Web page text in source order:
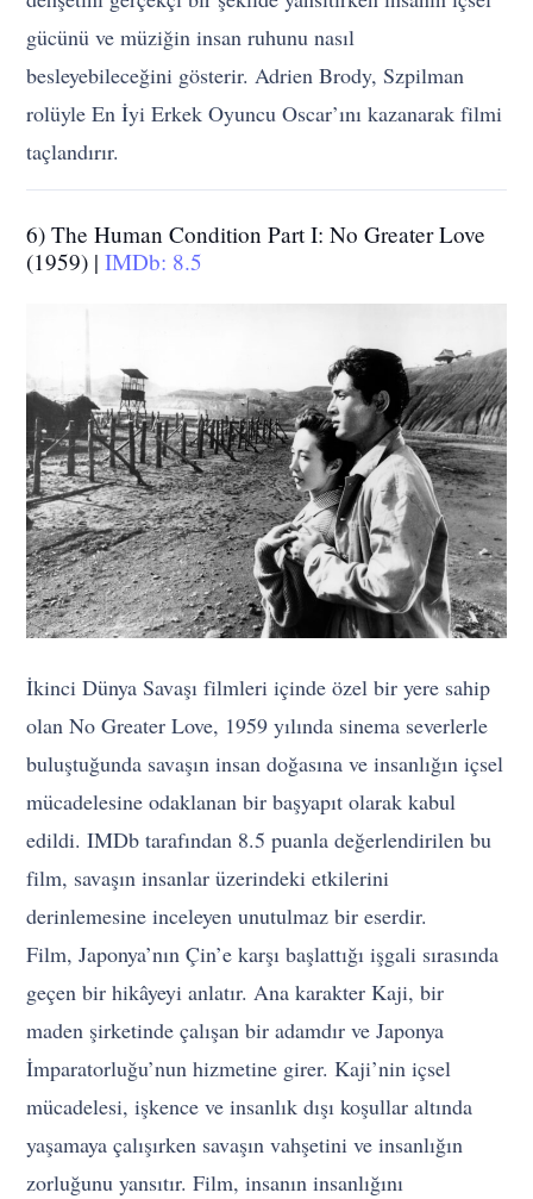
gücünü ve müziğin insan ruhunu nasıl
besleyebileceğini gösterir. Adrien Brody, Szpilman
rolüyle En İyi Erkek Oyuncu Oscar’ını kazanarak filmi
taçlandırır.
6) The Human Condition Part I: No Greater Love
(1959) |IMDb: 8.5
İkinci Dünya Savaşı filmleri içinde özel bir yere sahip
olan No Greater Love, 1959 yılında sinema severlerle
buluştuğunda savaşın insan doğasına ve insanlığın içsel
mücadelesine odaklanan bir başyapıt olarak kabul
edildi. IMDb tarafından 8.5 puanla değerlendirilen bu
film, savaşın insanlar üzerindeki etkilerini
derinlemesine inceleyen unutulmaz bir eserdir.
Film, Japonya’nın Çin’e karşı başlattığı işgali sırasında
geçen bir hikâyeyi anlatır. Ana karakter Kaji, bir
maden şirketinde çalışan bir adamdır ve Japonya
İmparatorluğu’nun hizmetine girer. Kaji’nin içsel
mücadelesi, işkence ve insanlık dışı koşullar altında
yaşamaya çalışırken savaşın vahşetini ve insanlığın
zorluğunu yansıtır. Film, insanın insanlığını